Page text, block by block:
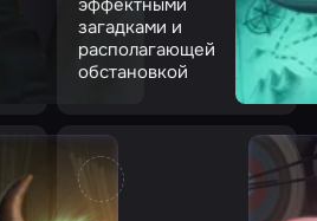
эффектными
загадками и
располагающей
обстановкой